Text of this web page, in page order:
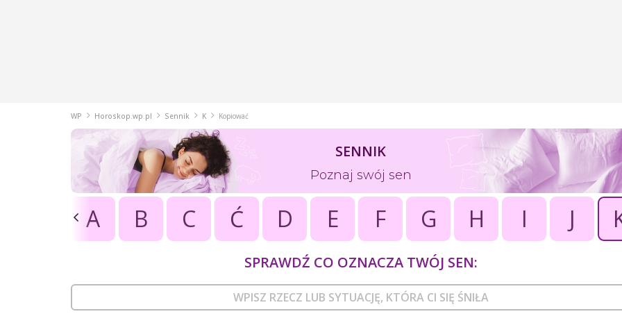
WP Horoskop.wp.pl Sennik K Kopiować
SENNIK
Poznaj swój sen
A B C Ć D E F G H I J
SPRAWDŹ CO OZNACZA TWÓJ SEN: